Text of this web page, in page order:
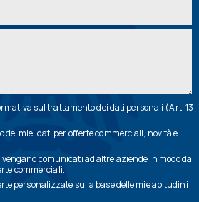
sul trattamento dei dati personali (Art. 13
miei dati per offerte commerciali, novità e
comunicati ad altre aziende in modo da
commerciali.
personalizzate sulla base delle mie abitudini